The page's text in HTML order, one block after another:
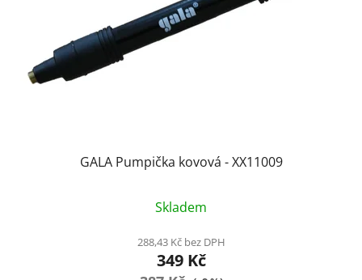
GALA Pumpička kovová - XX11009
hodnocení
produktu
je
Skladem
288,43 Kč bez DPH
349 Kč